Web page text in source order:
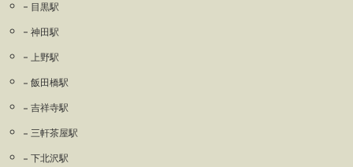
目黒駅
神田駅
上野駅
飯田橋駅
吉祥寺駅
三軒茶屋駅
下北沢駅